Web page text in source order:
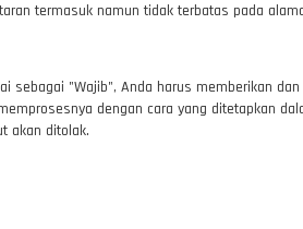
termasuk namun tidak terbatas pada
sebagai "Wajib", Anda harus memberikan
dengan cara yang ditetapkan
akan ditolak.